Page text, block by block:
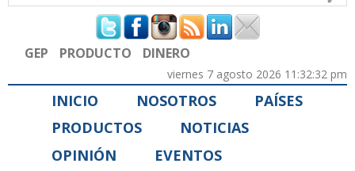
Formulario de búsqueda
GEP PRODUCTO DINERO
viernes 7 agosto 2026 11:32:32 pm
INICIO NOSOTROS
PAÍSES
PRODUCTOS
NOTICIAS
OPINIÓN
EVENTOS